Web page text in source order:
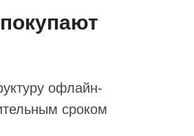
офлайн-
сроком